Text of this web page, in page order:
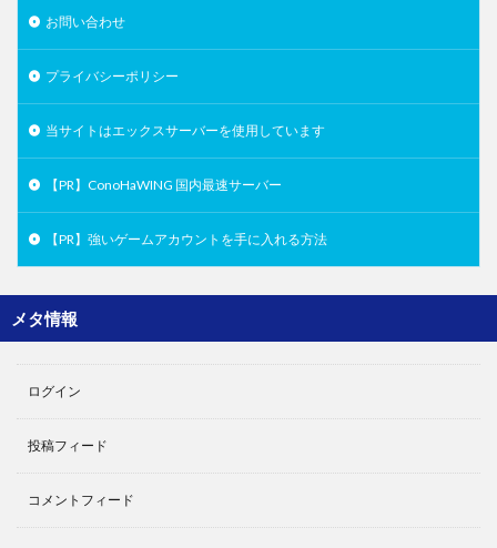
お問い合わせ
プライバシーポリシー
当サイトはエックスサーバーを使用しています
【PR】ConoHaWING 国内最速サーバー
【PR】強いゲームアカウントを手に入れる方法
メタ情報
ログイン
投稿フィード
コメントフィード